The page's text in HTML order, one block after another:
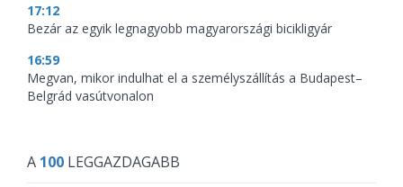
17:12
Bezár az egyik legnagyobb magyarországi bicikligyár
16:59
Megvan, mikor indulhat el a személyszállítás a Budapest–
Belgrád vasútvonalon
A 100 LEGGAZDAGABB